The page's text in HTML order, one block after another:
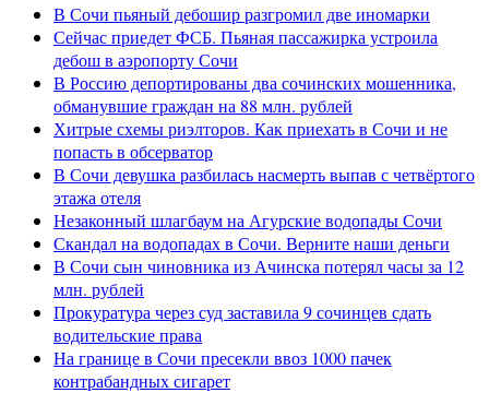
В Сочи пьяный дебошир разгромил две иномарки
Сейчас приедет ФСБ. Пьяная пассажирка устроила
дебош в аэропорту Сочи
В Россию депортированы два сочинских мошенника,
обманувшие граждан на 88 млн. рублей
Хитрые схемы риэлторов. Как приехать в Сочи и не
попасть в обсерватор
В Сочи девушка разбилась насмерть выпав с четвёртого
этажа отеля
Незаконный шлагбаум на Агурские водопады Сочи
Скандал на водопадах в Сочи. Верните наши деньги
В Сочи сын чиновника из Ачинска потерял часы за 12
млн. рублей
Прокуратура через суд заставила 9 сочинцев сдать
водительские права
На границе в Сочи пресекли ввоз 1000 пачек
контрабандных сигарет